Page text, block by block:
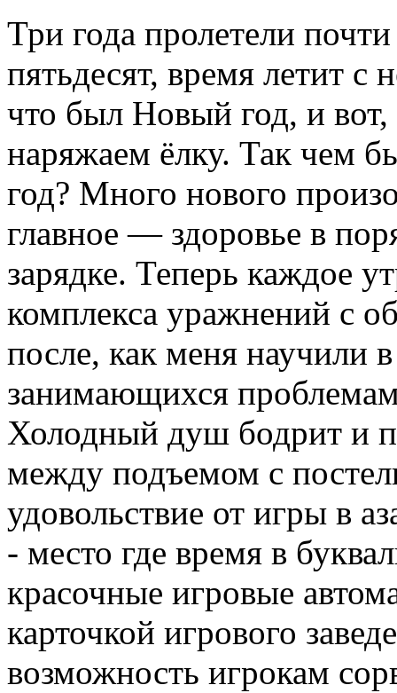
Три года пролетели
пятьдесят, время летит с
что был Новый год, и
наряжаем ёлку. Так чем
год? Много нового
главное — здоровье в
зарядке. Теперь каждое
комплекса уражнений с
после, как меня научили
занимающихся
Холодный душ бодрит и
между подъемом с
удовольствие от игры в
- место где время в
красочные игровые
карточкой игрового
возможность игрокам